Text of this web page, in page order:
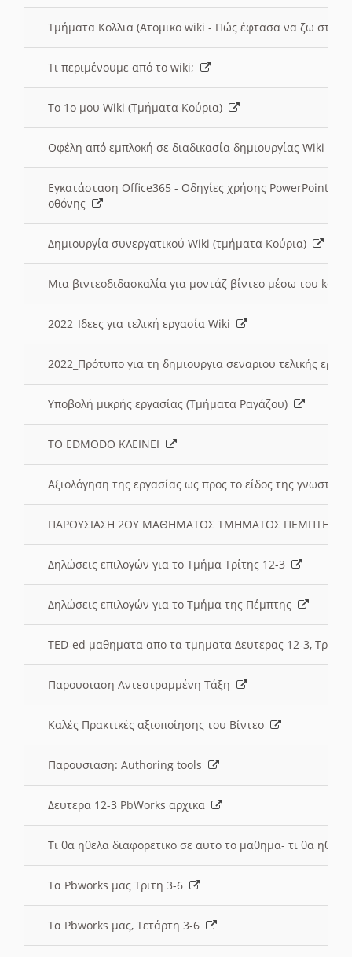
Τμήματα Κολλια (Ατομικο wiki - Πώς έφτασα να ζω στην
Τι περιμένουμε από το wiki;
Το 1ο μου Wiki (Τμήματα Κούρια)
Οφέλη από εμπλοκή σε διαδικασία δημιουργίας Wiki
Εγκατάσταση Office365 - Οδηγίες χρήσης PowerPoint
οθόνης
Δημιουργία συνεργατικού Wiki (τμήματα Κούρια)
Μια βιντεοδιδασκαλία για μοντάζ βίντεο μέσω του
2022_Ιδεες για τελική εργασία Wiki
2022_Πρότυπο για τη δημιουργια σεναριου τελικής
Υποβολή μικρής εργασίας (Τμήματα Ραγάζου)
ΤΟ EDMODO ΚΛΕΙΝΕΙ
Αξιολόγηση της εργασίας ως προς το είδος της
ΠΑΡΟΥΣΙΑΣΗ 2ΟΥ ΜΑΘΗΜΑΤΟΣ ΤΜΗΜΑΤΟΣ
Δηλώσεις επιλογών για το Τμήμα Τρίτης 12-3
Δηλώσεις επιλογών για το Τμήμα της Πέμπτης
TED-ed μαθηματα απο τα τμηματα Δευτερας 12-3,
Παρουσιαση Αντεστραμμένη Τάξη
Καλές Πρακτικές αξιοποίησης του Βίντεο
Παρουσιαση: Authoring tools
Δευτερα 12-3 PbWorks αρχικα
Τι θα ηθελα διαφορετικο σε αυτο το μαθημα- τι θα
Τα Pbworks μας Τριτη 3-6
Τα Pbworks μας, Τετάρτη 3-6